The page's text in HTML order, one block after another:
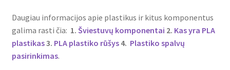
Daugiau informacijos apie plastikus ir kitus komponentus
galima rasti čia: 1. Šviestuvų komponentai 2. Kas yra PLA
plastikas3. PLA plastiko rūšys4. Plastiko spalvų
pasirinkimas.